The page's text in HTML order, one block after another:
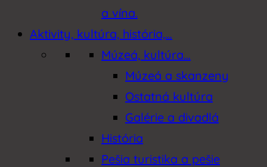
a vína.
Aktivity, kultúra, história,…
Múzeá, kultúra…
Múzeá a skanzeny
Ostatná kultúra
Galérie a divadlá
História
Pešia turistika a pešie